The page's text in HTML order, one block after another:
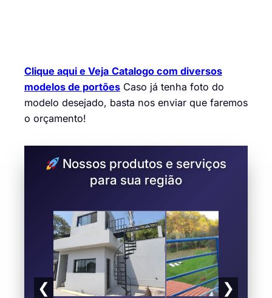
Clique aqui e Veja Catalogo com diversos
modelos de portões Caso já tenha foto do
modelo desejado, basta nos enviar que faremos
o orçamento!
Nossos produtos e serviços
para sua região
❮ ❯